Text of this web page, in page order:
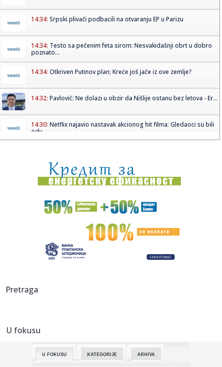
14:34: Srpski plivači podbacili na otvaranju EP u Parizu
14:34: Testo sa pečenim feta sirom: Nesvakidašnji obrt u dobro
poznato...
14:34: Otkriven Putinov plan; Kreće još jače iz ove zemlje?
14:32: Pavlović: Ne dolazi u obzir da Nišlije ostanu bez letova - Er...
14:30: Netflix najavio nastavak akcionog hit filma: Gledaoci su bili
odu...
14:30:Novi Sad: Policija rasvetlila nekoliko teških krađa
14:27:Uroš Nikolić stigao u Čukarički
Najbolji kad je najteže – Sinančević u finalu EP!
14:25:Uhapšena zbog krađe minđuše - strgnula je baki iz uha
milijar...
14:23:
14:20: Čeka se Putinovo odobrenje; Čim kaže "da"...
Pretraga
U fokusu
U FOKUSU KATEGORIJE ARHIVA